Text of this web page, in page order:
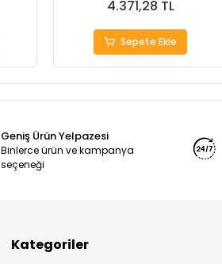
4.371,28 TL
Sepete Ekle
Geniş Ürün Yelpazesi
Binlerce ürün ve kampanya
seçeneği
Kategoriler